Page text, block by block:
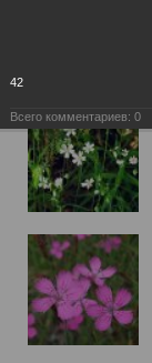
42
Всего комментариев: 0